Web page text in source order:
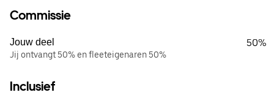
Commissie
Jouw deel
Jij ontvangt 50% en fleeteigenaren 50%
50%
Inclusief